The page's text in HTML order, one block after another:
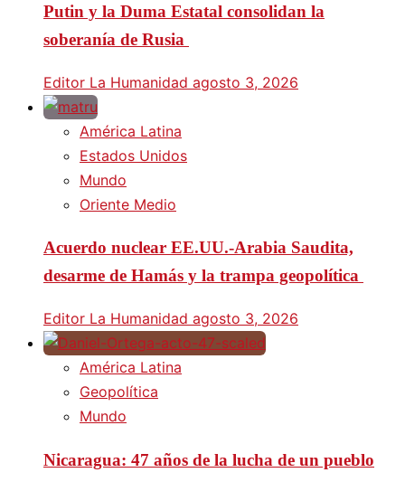
Putin y la Duma Estatal consolidan la
soberanía de Rusia
Editor La Humanidad agosto 3, 2026
América Latina
Estados Unidos
Mundo
Oriente Medio
Acuerdo nuclear EE.UU.-Arabia Saudita,
desarme de Hamás y la trampa geopolítica
Editor La Humanidad agosto 3, 2026
América Latina
Geopolítica
Mundo
Nicaragua: 47 años de la lucha de un pueblo